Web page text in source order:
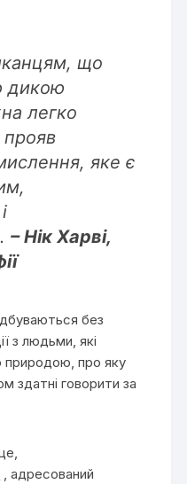
що
дикою
легко
прояв
яке є
– Нік Харві,
без
з людьми, які
природою, про яку
здатні говорити за
, адресований